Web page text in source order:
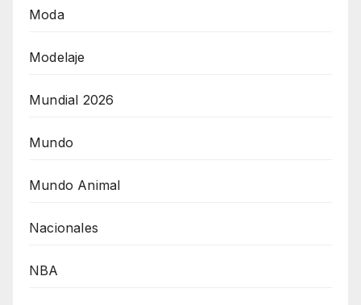
Moda
Modelaje
Mundial 2026
Mundo
Mundo Animal
Nacionales
NBA